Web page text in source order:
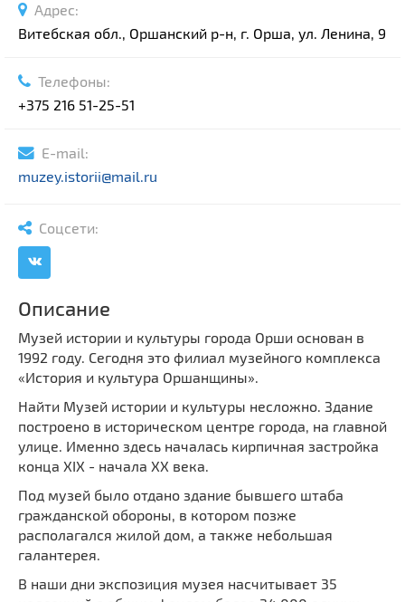
Национальные парки и заказники
Озера и водоемы
Памятники
Памятники археологии
Памятники природы
Памятники известным людям
Монастыри
Костелы
Синагоги
Часовни
Кирхи
Кладбище
Культурные центры
Театры
Концертные залы
Адрес:
Витебская обл., Оршанский р-н, г. Орша, ул. Ленина, 9
Телефоны:
+375 216 51-25-51
E-mail:
muzey.istorii@mail.ru
Соцсети:
Описание
Музей истории и культуры города Орши основан в
1992 году. Сегодня это филиал музейного комплекса
«История и культура Оршанщины».
Найти Музей истории и культуры несложно. Здание
построено в историческом центре города, на главной
улице. Именно здесь началась кирпичная застройка
конца XIX - начала XX века.
Под музей было отдано здание бывшего штаба
гражданской обороны, в котором позже
располагался жилой дом, а также небольшая
галантерея.
В наши дни экспозиция музея насчитывает 35